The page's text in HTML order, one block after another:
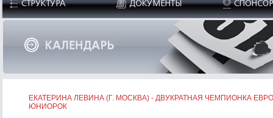
ЕКАТЕРИНА ЛЕВИНА (Г. МОСКВА) - ДВУКРАТНАЯ ЧЕМПИОНКА
ЮНИОРОК